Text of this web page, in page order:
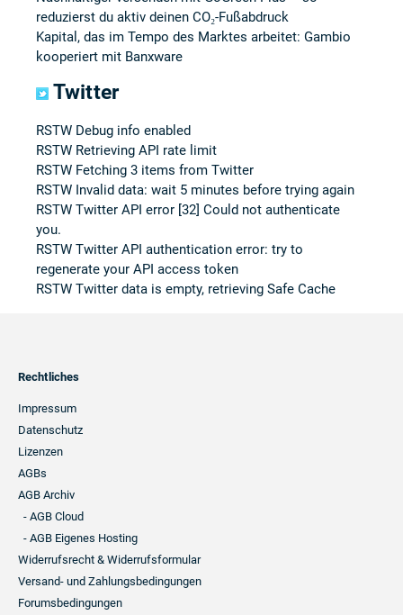
reduzierst du aktiv deinen CO₂-Fußabdruck
Kapital, das im Tempo des Marktes arbeitet: Gambio
kooperiert mit Banxware
Twitter
RSTW Debug info enabled
RSTW Retrieving API rate limit
RSTW Fetching 3 items from Twitter
RSTW Invalid data: wait 5 minutes before trying again
RSTW Twitter API error [32] Could not authenticate
you.
RSTW Twitter API authentication error: try to
regenerate your API access token
RSTW Twitter data is empty, retrieving Safe Cache
Footer
Navigation
Rechtliches
Impressum
Datenschutz
Lizenzen
AGBs
AGB Archiv
- AGB Cloud
- AGB Eigenes Hosting
Widerrufsrecht & Widerrufsformular
Versand- und Zahlungsbedingungen
Forumsbedingungen